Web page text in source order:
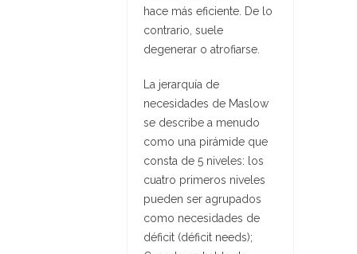
hace más eficiente. De lo
contrario, suele
degenerar o atrofiarse.
La jerarquía de
necesidades de Maslow
se describe a menudo
como una pirámide que
consta de 5 niveles: los
cuatro primeros niveles
pueden ser agrupados
como necesidades de
déficit (déficit needs);